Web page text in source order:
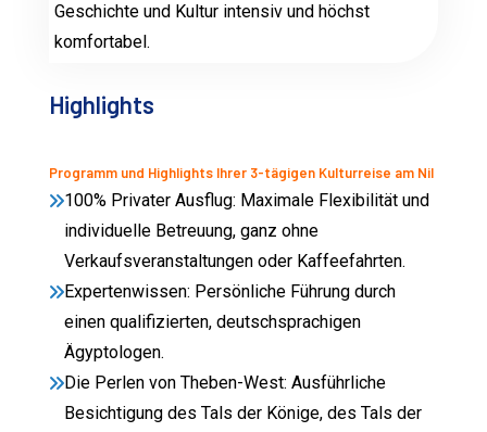
Geschichte und Kultur intensiv und höchst
komfortabel.
Highlights
Programm und Highlights Ihrer 3-tägigen Kulturreise am Nil
100% Privater Ausflug: Maximale Flexibilität und
individuelle Betreuung, ganz ohne
Verkaufsveranstaltungen oder Kaffeefahrten.
Expertenwissen: Persönliche Führung durch
einen qualifizierten, deutschsprachigen
Ägyptologen.
Die Perlen von Theben-West: Ausführliche
Besichtigung des Tals der Könige, des Tals der